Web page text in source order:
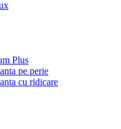
Plus
pe perie
cu ridicare